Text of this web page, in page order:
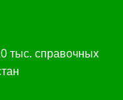
тыс. справочных